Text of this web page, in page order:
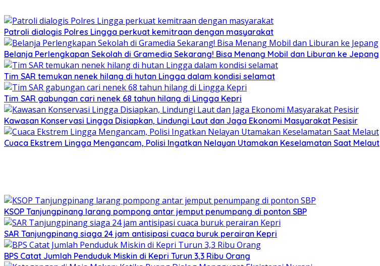
Patroli dialogis Polres Lingga perkuat kemitraan dengan masyarakat
Belanja Perlengkapan Sekolah di Gramedia Sekarang! Bisa Menang Mobil dan Liburan ke Jepang
Tim SAR temukan nenek hilang di hutan Lingga dalam kondisi selamat
Tim SAR gabungan cari nenek 68 tahun hilang di Lingga Kepri
Kawasan Konservasi Lingga Disiapkan, Lindungi Laut dan Jaga Ekonomi Masyarakat Pesisir
Cuaca Ekstrem Lingga Mengancam, Polisi Ingatkan Nelayan Utamakan Keselamatan Saat Melaut
KSOP Tanjungpinang larang pompong antar jemput penumpang di ponton SBP
SAR Tanjungpinang siaga 24 jam antisipasi cuaca buruk perairan Kepri
BPS Catat Jumlah Penduduk Miskin di Kepri Turun 3,3 Ribu Orang